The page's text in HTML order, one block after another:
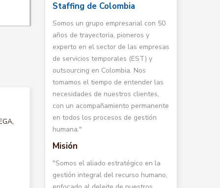
Staffing de Colombia
Somos un grupo empresarial con 50
años de trayectoria, pioneros y
experto en el sector de las empresas
de servicios temporales (EST) y
outsourcing en Colombia. Nos
tomamos el tiempo de entender las
necesidades de nuestros clientes,
con un acompañamiento permanente
en todos los procesos de gestión
humana."
Misión
"Somos el aliado estratégico en la
gestión integral del recurso humano,